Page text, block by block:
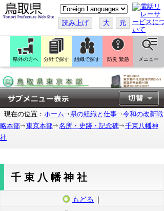
こ
の
ペ
ー
ジ
翻
訳
す
読み上げ 大 元
県外の方へ 分野で探す 組織で探す 防災 緊急 メニュー
現在の位置： ホーム 県の組織と仕事
令和の改新戦
略本部
東京本部 名所・史跡・記念碑
千束八幡神
社
千束八幡神社
もどる ｜